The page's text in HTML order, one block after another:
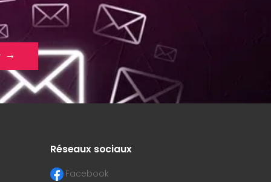
Réseaux sociaux
Facebook